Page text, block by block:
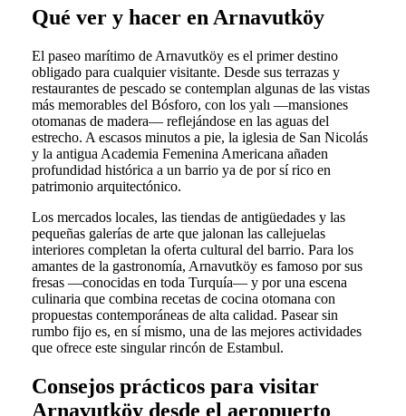
Qué ver y hacer en Arnavutköy
El paseo marítimo de Arnavutköy es el primer destino
obligado para cualquier visitante. Desde sus terrazas y
restaurantes de pescado se contemplan algunas de las vistas
más memorables del Bósforo, con los yalı —mansiones
otomanas de madera— reflejándose en las aguas del
estrecho. A escasos minutos a pie, la iglesia de San Nicolás
y la antigua Academia Femenina Americana añaden
profundidad histórica a un barrio ya de por sí rico en
patrimonio arquitectónico.
Los mercados locales, las tiendas de antigüedades y las
pequeñas galerías de arte que jalonan las callejuelas
interiores completan la oferta cultural del barrio. Para los
amantes de la gastronomía, Arnavutköy es famoso por sus
fresas —conocidas en toda Turquía— y por una escena
culinaria que combina recetas de cocina otomana con
propuestas contemporáneas de alta calidad. Pasear sin
rumbo fijo es, en sí mismo, una de las mejores actividades
que ofrece este singular rincón de Estambul.
Consejos prácticos para visitar
Arnavutköy desde el aeropuerto